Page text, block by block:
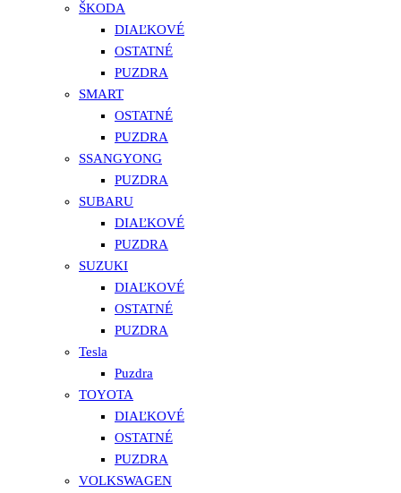
ŠKODA
DIAĽKOVÉ
OSTATNÉ
PUZDRA
SMART
OSTATNÉ
PUZDRA
SSANGYONG
PUZDRA
SUBARU
DIAĽKOVÉ
PUZDRA
SUZUKI
DIAĽKOVÉ
OSTATNÉ
PUZDRA
Tesla
Puzdra
TOYOTA
DIAĽKOVÉ
OSTATNÉ
PUZDRA
VOLKSWAGEN